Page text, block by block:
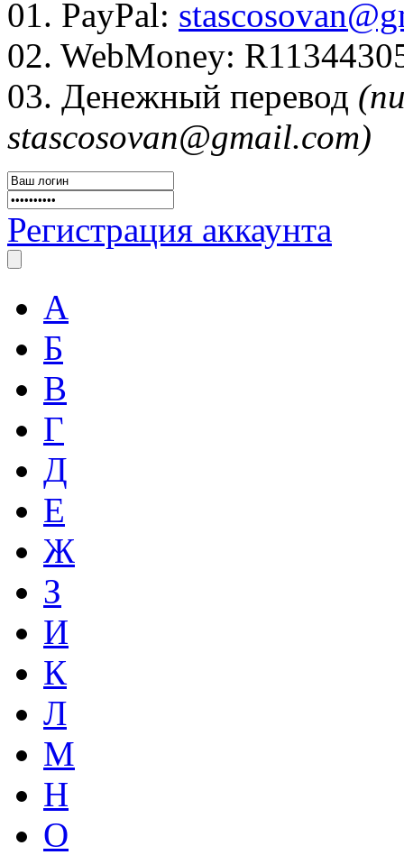
01. PayPal:
02. WebMoney:
03. Денежный перевод
stascosovan@gmail.com)
Регистрация аккаунта
А
Б
В
Г
Д
Е
Ж
З
И
К
Л
М
Н
О